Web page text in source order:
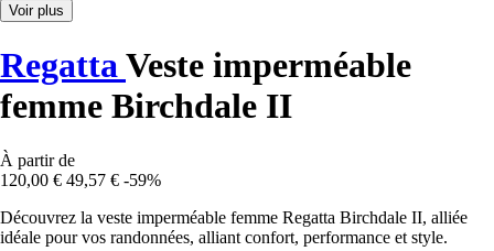
Voir plus
RegattaVeste imperméable
femme Birchdale II
À partir de
120,00 € 49,57 € -59%
Découvrez la veste imperméable femme Regatta Birchdale II, alliée
idéale pour vos randonnées, alliant confort, performance et style.